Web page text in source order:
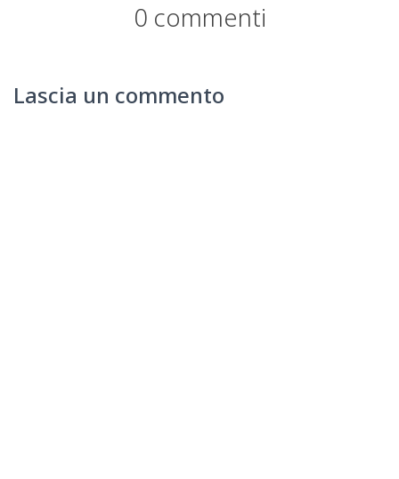
0 commenti
Lascia un commento